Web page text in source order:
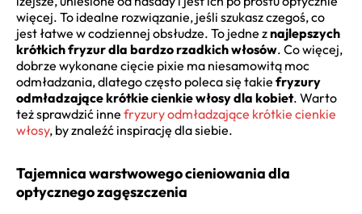
więcej. To idealne rozwiązanie, jeśli szukasz czegoś, co
jest łatwe w codziennej obsłudze. To jedne znajlepszych
krótkich fryzur dla bardzo rzadkich włosów. Co więcej,
dobrze wykonane cięcie pixie ma niesamowitą moc
odmładzania, dlatego często poleca się takie fryzury
odmładzające krótkie cienkie włosy dla kobiet. Warto
też sprawdzić inne fryzury odmładzające krótkie cienkie
włosy, by znaleźć inspirację dla siebie.
Tajemnica warstwowego cieniowania dla
optycznego zagęszczenia